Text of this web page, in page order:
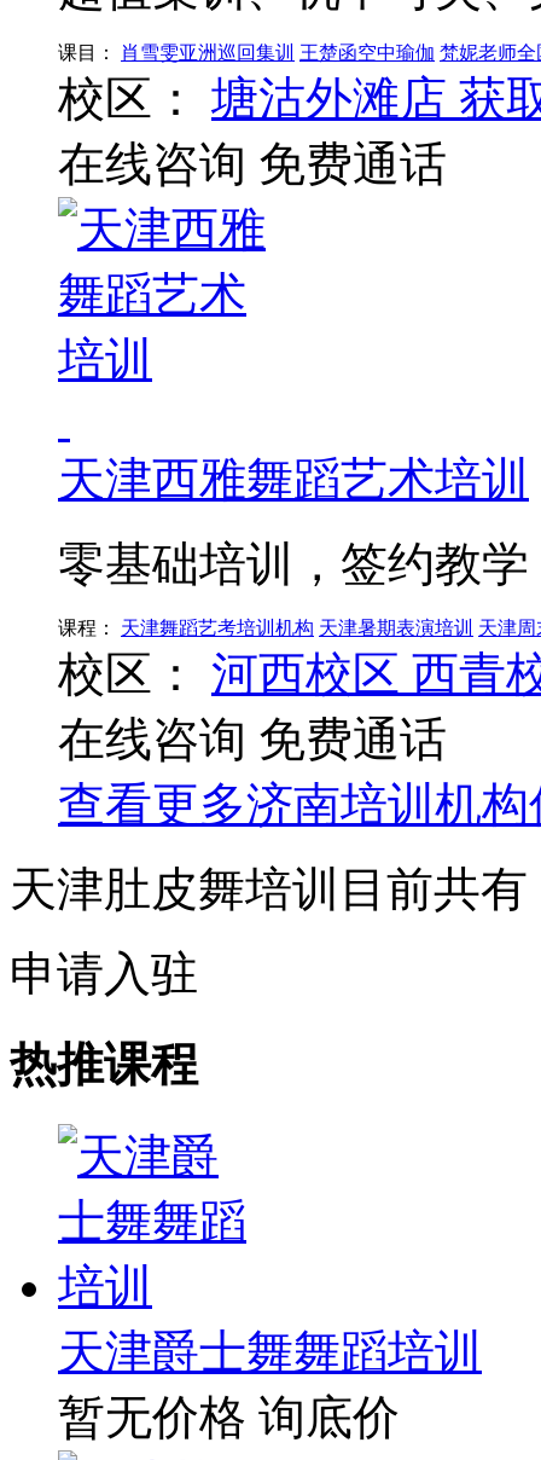
课目： 肖雪雯亚洲巡回集训 王楚函空中瑜伽 梵妮老师全
校区： 塘沽外滩店 获
在线咨询 免费通话
天津西雅舞蹈艺术培训
零基础培训，签约教
课程： 天津舞蹈艺考培训机构 天津暑期表演培训 天津
校区： 河西校区 西青
在线咨询 免费通话
查看更多济南培训机构
天津肚皮舞培训目前共有
申请入驻
热推课程
天津爵士舞舞蹈培训
暂无价格 询底价